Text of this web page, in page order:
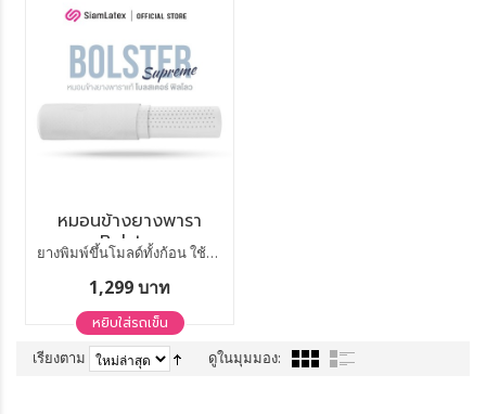
หมอนข้างยางพารา
Bolster ยางพิมพ์ขึ้นโมลด์ทั้งก้อน ใช้ได้นาน 10 ปี
1,299 บาท
หยิบใส่รถเข็น
เรียงตาม
ดูในมุมมอง: